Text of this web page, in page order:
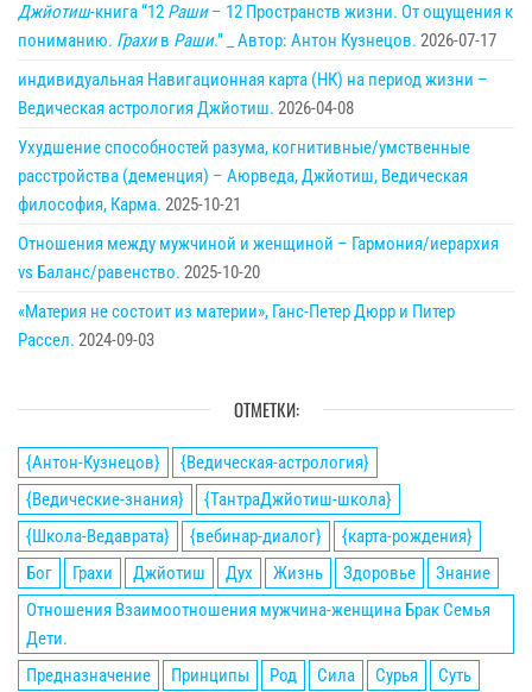
Джйотиш-книга “12 Раши– 12 Пространств жизни. От ощущения к
пониманию. Грахив Раши.” _ Автор: Антон Кузнецов. 2026-07-17
индивидуальная Навигационная карта (НК) на период жизни –
Ведическая астрология Джйотиш. 2026-04-08
Ухудшение способностей разума, когнитивные/умственные
расстройства (деменция) – Аюрведа, Джйотиш, Ведическая
философия, Карма. 2025-10-21
Отношения между мужчиной и женщиной – Гармония/иерархия
vs Баланс/равенство. 2025-10-20
«Материя не состоит из материи», Ганс-Петер Дюрр и Питер
Рассел. 2024-09-03
ОТМЕТКИ:
{Антон-Кузнецов}
{Ведическая-астрология}
{Ведические-знания}
{ТантраДжйотиш-школа}
{Школа-Ведаврата}
{вебинар-диалог}
{карта-рождения}
Бог
Грахи Джйотиш Дух Жизнь Здоровье
Знание
Отношения Взаимоотношения мужчина-женщина Брак Семья
Дети.
Предназначение
Принципы Род Сила Сурья
Суть